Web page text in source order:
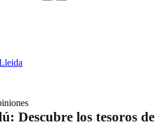
Descubre los tesoros de